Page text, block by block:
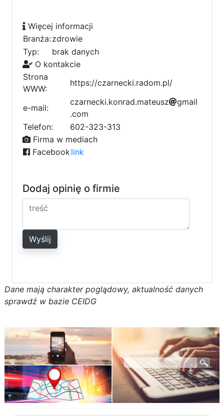
Więcej informacji
Branża:zdrowie
Typ:
brak danych
O kontakcie
Strona
WWW:
https://czarnecki.radom.pl/
e-mail:
cc
2
zarnecki.konb
ra2
d.d
mateusz
2
gmail
1
b
f
.com
Telefon:
602-323-313
Firma w mediach
Facebook link
Dodaj opinię o firmie
Wyślij
Dane mają charakter poglądowy, aktualność danych
sprawdź w bazie CEIDG